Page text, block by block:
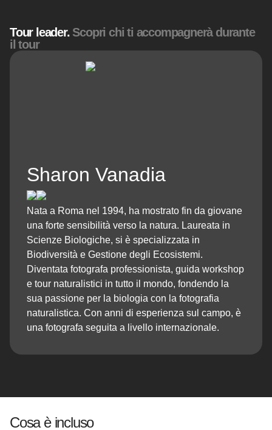
Tour leader. Scopri chi ti accompagnerà durante
il tour
Sharon Vanadia
Nata a Roma nel 1994, ha mostrato fin da giovane
una forte sensibilità verso la natura. Laureata in
Scienze Biologiche, si è specializzata in
Biodiversità e Gestione degli Ecosistemi.
Diventata fotografa professionista, guida workshop
e tour naturalistici in tutto il mondo, fondendo la
sua passione per la biologia con la fotografia
naturalistica. Con anni di esperienza sul campo, è
una fotografa seguita a livello internazionale.
Cosa è incluso